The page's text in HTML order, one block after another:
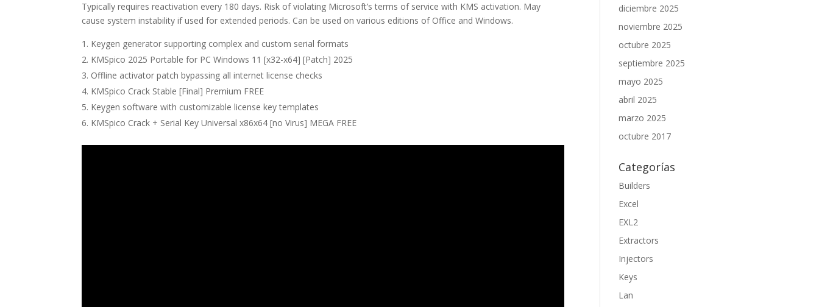
Typically requires reactivation every 180 days. Risk of violating Microsoft’s terms of service with KMS activation. May
cause system instability if used for extended periods. Can be used on various editions of Office and Windows.
Keygen generator supporting complex and custom serial formats
KMSpico 2025 Portable for PC Windows 11 [x32-x64] [Patch] 2025
Offline activator patch bypassing all internet license checks
KMSpico Crack Stable [Final] Premium FREE
Keygen software with customizable license key templates
KMSpico Crack + Serial Key Universal x86x64 [no Virus] MEGA FREE
diciembre 2025
noviembre 2025
octubre 2025
septiembre 2025
mayo 2025
abril 2025
marzo 2025
octubre 2017
Categorías
Builders
Excel
EXL2
Extractors
Injectors
Keys
Lan